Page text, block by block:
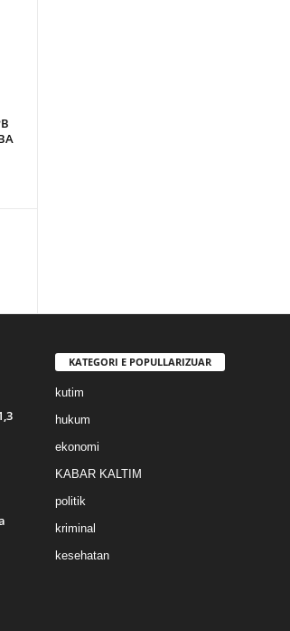
KATEGORI E POPULLARIZUAR
kutim
hukum
ekonomi
KABAR KALTIM
politik
kriminal
kesehatan